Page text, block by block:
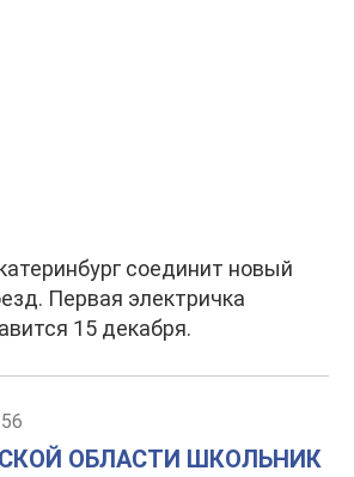
соединит новый
Первая электричка
15 декабря.
ОБЛАСТИ ШКОЛЬНИК